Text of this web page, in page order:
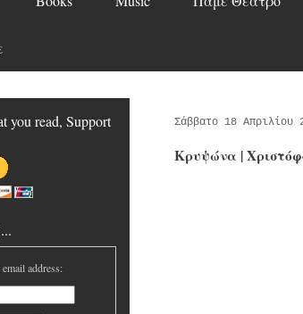
Σάββατο 18 Απριλίου
Κρυψώνα |
you read, Support
address: